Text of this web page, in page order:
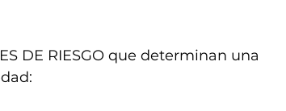
DE RIESGO que determinan una